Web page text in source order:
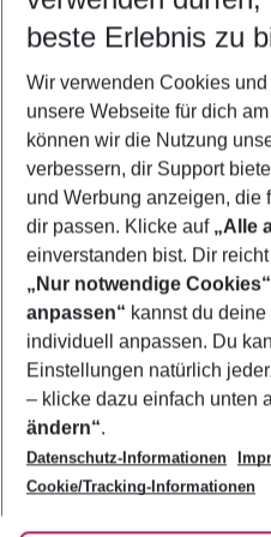
5-8
2 Erwachsene Keine
Mehr Filter
Footer
Footer navigation
Über uns
AGB
Bestpreisgarantie
Cookie-Einstellungen ändern
Cookie-Richtlinie
Agenturbetreuung
Barrierefreies Reisen
Folge uns
beste Erlebnis zu
Wir verwenden Cookies
unsere Webseite für dich
können wir die Nutzung
verbessern, dir Support
und Werbung anzeigen, die
dir passen. Klicke auf „Alle
einverstanden bist. Dir
„Nur notwendige Cookies“
anpassen“ kannst du
individuell anpassen. Du
Einstellungen natürlich
– klicke dazu einfach unten
ändern“.
Datenschutz-Informationen
Cookie/Tracking-Informationen